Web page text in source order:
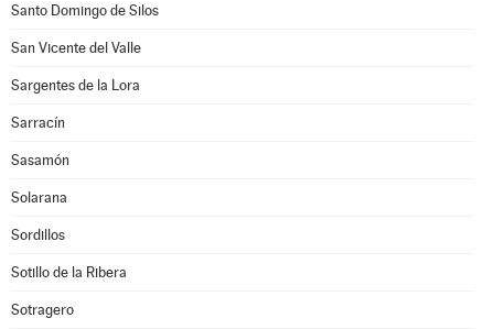
Santo Domingo de Silos
San Vicente del Valle
Sargentes de la Lora
Sarracín
Sasamón
Solarana
Sordillos
Sotillo de la Ribera
Sotragero